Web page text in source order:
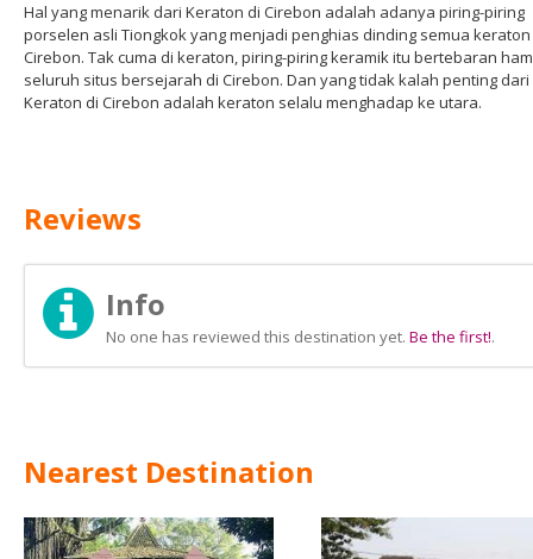
Hal yang menarik dari Keraton di Cirebon adalah adanya piring-piring
porselen asli Tiongkok yang menjadi penghias dinding semua
Cirebon. Tak cuma di keraton, piring-piring keramik itu bertebaran
seluruh situs bersejarah di Cirebon. Dan yang tidak kalah penting dari
Keraton di Cirebon adalah keraton selalu menghadap ke utara.
Reviews
Info
No one has reviewed this destination yet. Be the first!.
Nearest Destination